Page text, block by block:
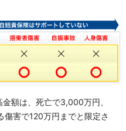
額は、死亡で3,000万円、
害で120万円までと限定さ